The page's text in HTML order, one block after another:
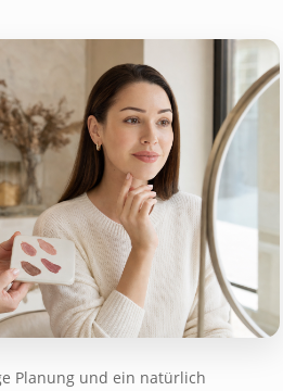
Planung und ein natürlich